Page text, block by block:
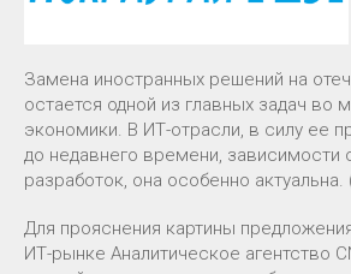
Замена иностранных решений на
остается одной из главных задач во
экономики. В ИТ-отрасли, в силу ее
до недавнего времени, зависимости
разработок, она особенно актуальна.
Для прояснения картины
ИТ-рынке Аналитическое агентство